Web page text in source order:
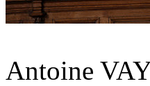
Antoine